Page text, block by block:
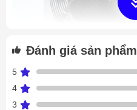
Đánh giá sản phẩm
5
4
3